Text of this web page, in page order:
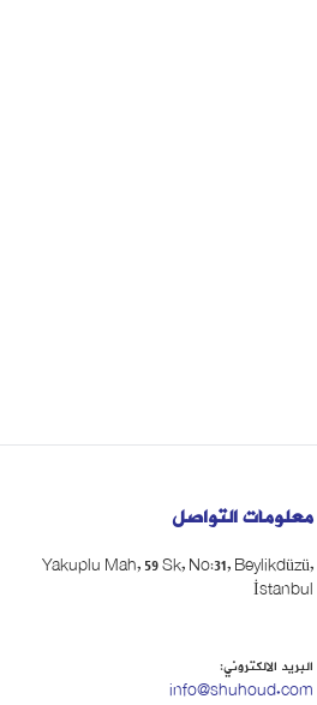
معلومات التواصل
Yakuplu Mah, 59 Sk, No:31, Beylikdüzü,
İstanbul
البريد الالكتروني:
info@shuhoud.com